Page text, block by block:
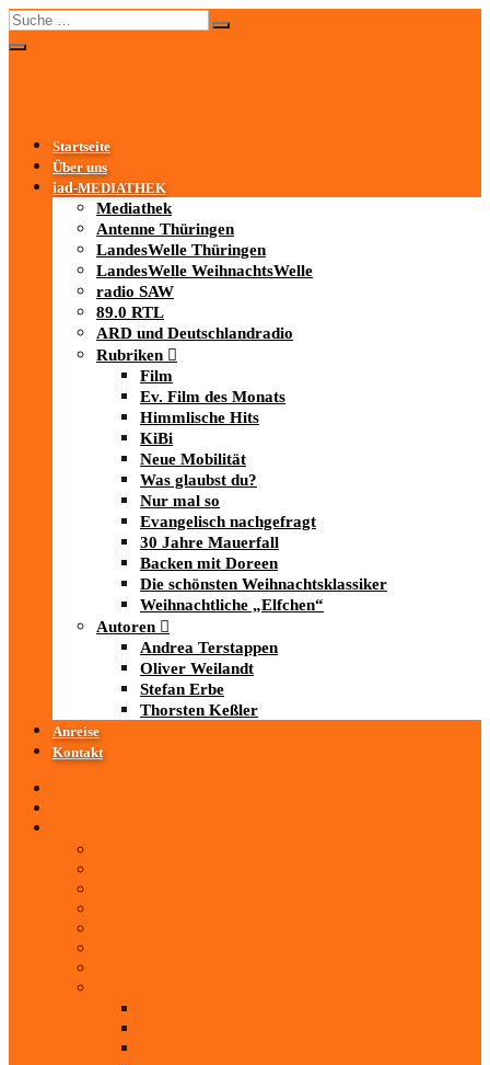
Startseite
Über uns
iad-MEDIATHEK
Mediathek
Antenne Thüringen
LandesWelle Thüringen
LandesWelle WeihnachtsWelle
radio SAW
89.0 RTL
ARD und Deutschlandradio
Rubriken
Film
Ev. Film des Monats
Himmlische Hits
KiBi
Neue Mobilität
Was glaubst du?
Nur mal so
Evangelisch nachgefragt
30 Jahre Mauerfall
Backen mit Doreen
Die schönsten Weihnachtsklassiker
Weihnachtliche „Elfchen“
Autoren
Andrea Terstappen
Oliver Weilandt
Stefan Erbe
Thorsten Keßler
Anreise
Kontakt